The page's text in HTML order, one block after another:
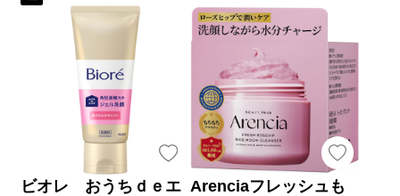
ビオレ おうちｄｅエ Arenciaフレッシュも